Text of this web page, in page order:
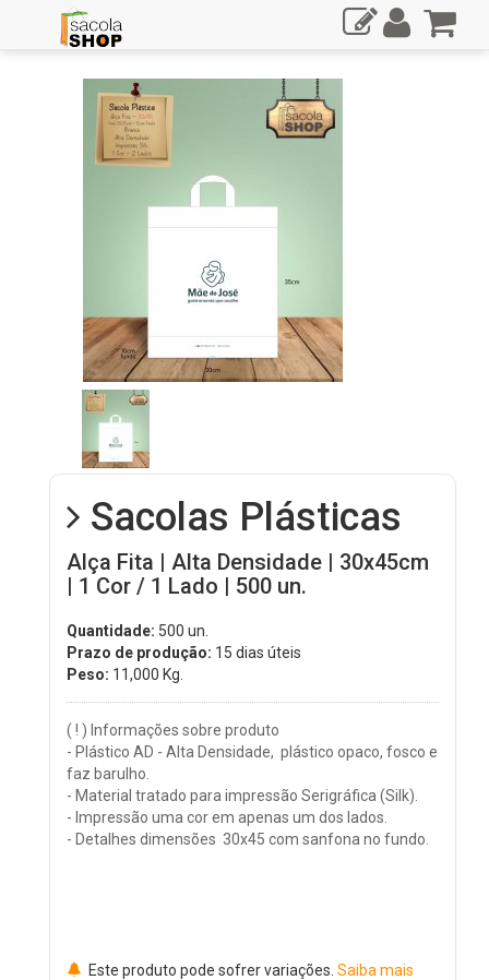
Sacolas Plásticas
Alça Fita | Alta Densidade | 30x45cm
| 1 Cor / 1 Lado | 500 un.
Quantidade: 500 un.
Prazo de produção: 15 dias úteis
Peso: 11,000 Kg.
( ! ) Informações sobre produto
- Plástico AD - Alta Densidade, plástico opaco, fosco e
faz barulho.
- Material tratado para impressão Serigráfica (Silk).
- Impressão uma cor em apenas um dos lados.
- Detalhes dimensões 30x45 com sanfona no fundo.
Este produto pode sofrer variações. Saiba mais